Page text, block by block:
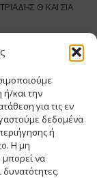
ή/και την
για τις εν
δεδομένα
ή
Η μη
να
δυνατότητες.
Θ ΚΑΙ ΣΙΑ
ΙΚΕ